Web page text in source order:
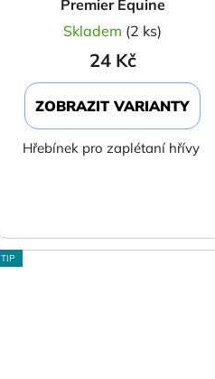
Premier Equine
Skladem (2 ks)
24 Kč
ZOBRAZIT VARIANTY
Hřebínek pro zaplétaní hřívy
TIP